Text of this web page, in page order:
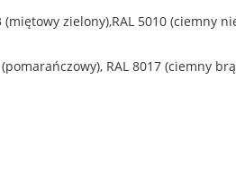
zielony),RAL 5010 (ciemny
RAL 8017 (ciemny